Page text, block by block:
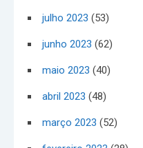
julho 2023 (53)
junho 2023 (62)
maio 2023 (40)
abril 2023 (48)
março 2023 (52)